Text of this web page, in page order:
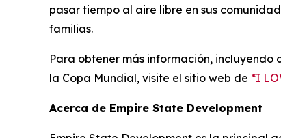
pasar tiempo al aire libre en sus
familias.
Para obtener más información,
la Copa Mundial, visite el sitio web de *I
Acerca de Empire State Development